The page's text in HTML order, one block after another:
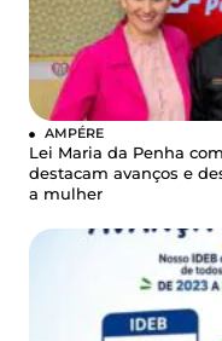
AMPÉRE
Lei Maria da Penha
destacam avanços e
a mulher